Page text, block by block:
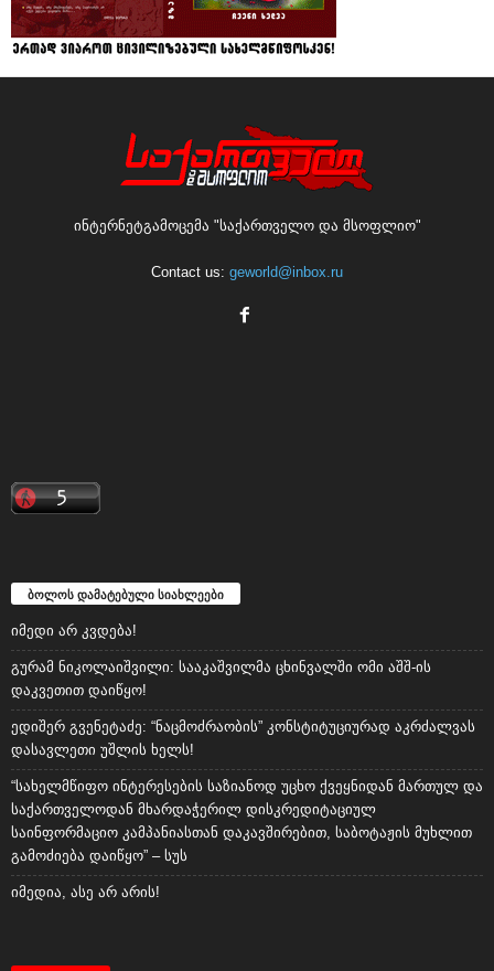
ინტერნეტგამოცემა "საქართველო და მსოფლიო"
Contact us: geworld@inbox.ru
ბოლოს დამატებული სიახლეები
იმედი არ კვდება!
გურამ ნიკოლაიშვილი: სააკაშვილმა ცხინვალში ომი აშშ-ის
დაკვეთით დაიწყო!
ედიშერ გვენეტაძე: “ნაცმოძრაობის” კონსტიტუციურად აკრძალვას
დასავლეთი უშლის ხელს!
“სახელმწიფო ინტერესების საზიანოდ უცხო ქვეყნიდან მართულ და
საქართველოდან მხარდაჭერილ დისკრედიტაციულ
საინფორმაციო კამპანიასთან დაკავშირებით, საბოტაჟის მუხლით
გამოძიება დაიწყო” – სუს
იმედია, ასე არ არის!